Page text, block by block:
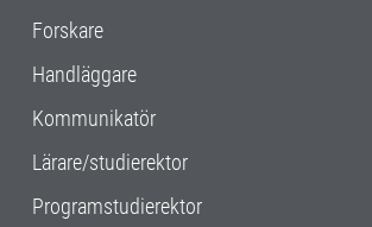
Forskare
Handläggare
Kommunikatör
Lärare/studierektor
Programstudierektor